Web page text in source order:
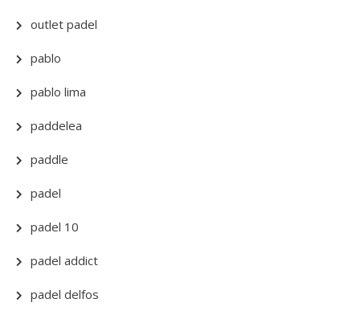
outlet padel
pablo
pablo lima
paddelea
paddle
padel
padel 10
padel addict
padel delfos